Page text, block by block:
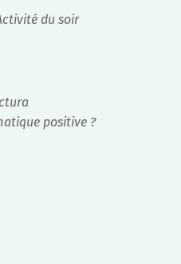
du soir
positive ?